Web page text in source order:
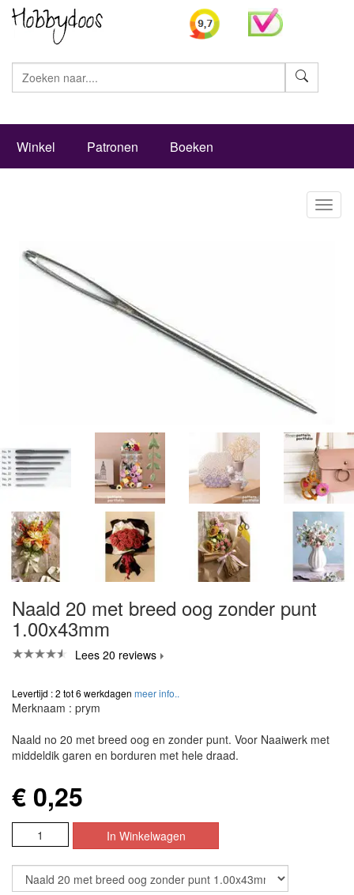
Winkel Patronen Boeken
Naald 20 met breed oog zonder punt
1.00x43mm
Lees 20 reviews
Levertijd : 2 tot 6 werkdagen meer info..
Merknaam : prym
Naald no 20 met breed oog en zonder punt. Voor Naaiwerk met
middeldik garen en borduren met hele draad.
€ 0,25